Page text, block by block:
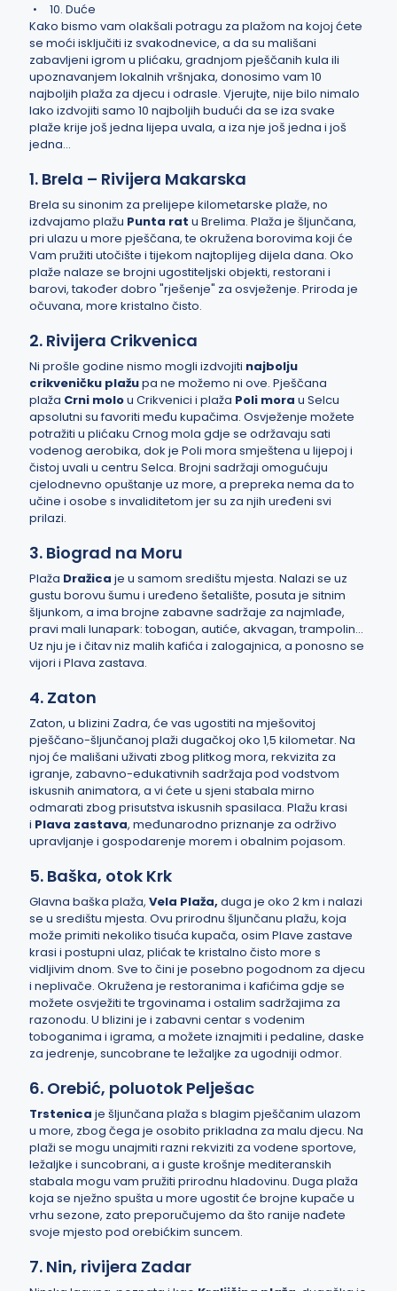
10. Duće
Kako bismo vam olakšali potragu za plažom na kojoj ćete
se moći isključiti iz svakodnevice, a da su mališani
zabavljeni igrom u plićaku, gradnjom pješčanih kula ili
upoznavanjem lokalnih vršnjaka, donosimo vam 10
najboljih plaža za djecu i odrasle. Vjerujte, nije bilo nimalo
lako izdvojiti samo 10 najboljih budući da se iza svake
plaže krije još jedna lijepa uvala, a iza nje još jedna i još
jedna...
1. Brela – Rivijera Makarska
Brela su sinonim za prelijepe kilometarske plaže, no
izdvajamo plažu Punta rat u Brelima. Plaža je šljunčana,
pri ulazu u more pješčana, te okružena borovima koji će
Vam pružiti utočište i tijekom najtoplijeg dijela dana. Oko
plaže nalaze se brojni ugostiteljski objekti, restorani i
barovi, također dobro "rješenje" za osvježenje. Priroda je
očuvana, more kristalno čisto.
2. Rivijera Crikvenica
Ni prošle godine nismo mogli izdvojiti najbolju
crikveničku plažupa ne možemo ni ove. Pješčana
plaža Crni molou Crikvenici i plaža Poli mora u Selcu
apsolutni su favoriti među kupačima. Osvježenje možete
potražiti u plićaku Crnog mola gdje se održavaju sati
vodenog aerobika, dok je Poli mora smještena u lijepoj i
čistoj uvali u centru Selca. Brojni sadržaji omogućuju
cjelodnevno opuštanje uz more, a prepreka nema da to
učine i osobe s invaliditetom jer su za njih uređeni svi
prilazi.
3. Biograd na Moru
Plaža Dražica je u samom središtu mjesta. Nalazi se uz
gustu borovu šumu i uređeno šetalište, posuta je sitnim
šljunkom, a ima brojne zabavne sadržaje za najmlađe,
pravi mali lunapark: tobogan, autiće, akvagan, trampolin...
Uz nju je i čitav niz malih kafića i zalogajnica, a ponosno se
vijori i Plava zastava.
4. Zaton
Zaton, u blizini Zadra, će vas ugostiti na mješovitoj
pješčano-šljunčanoj plaži dugačkoj oko 1,5 kilometar. Na
njoj će mališani uživati zbog plitkog mora, rekvizita za
igranje, zabavno-edukativnih sadržaja pod vodstvom
iskusnih animatora, a vi ćete u sjeni stabala mirno
odmarati zbog prisutstva iskusnih spasilaca. Plažu krasi
i Plava zastava, međunarodno priznanje za održivo
upravljanje i gospodarenje morem i obalnim pojasom.
5. Baška, otok Krk
Glavna baška plaža, Vela Plaža, duga je oko 2 km i nalazi
se u središtu mjesta. Ovu prirodnu šljunčanu plažu, koja
može primiti nekoliko tisuća kupača, osim Plave zastave
krasi i postupni ulaz, plićak te kristalno čisto more s
vidljivim dnom. Sve to čini je posebno pogodnom za djecu
i neplivače. Okružena je restoranima i kafićima gdje se
možete osvježiti te trgovinama i ostalim sadržajima za
razonodu. U blizini je i zabavni centar s vodenim
toboganima i igrama, a možete iznajmiti i pedaline, daske
za jedrenje, suncobrane te ležaljke za ugodniji odmor.
6. Orebić, poluotok Pelješac
Trstenica je šljunčana plaža s blagim pješčanim ulazom
u more, zbog čega je osobito prikladna za malu djecu. Na
plaži se mogu unajmiti razni rekviziti za vodene sportove,
ležaljke i suncobrani, a i guste krošnje mediteranskih
stabala mogu vam pružiti prirodnu hladovinu. Duga plaža
koja se nježno spušta u more ugostit će brojne kupače u
vrhu sezone, zato preporučujemo da što ranije nađete
svoje mjesto pod orebićkim suncem.
7. Nin, rivijera Zadar